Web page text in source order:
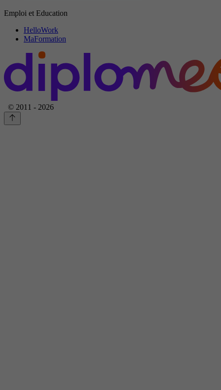
Emploi et Education
HelloWork
MaFormation
© 2011 - 2026